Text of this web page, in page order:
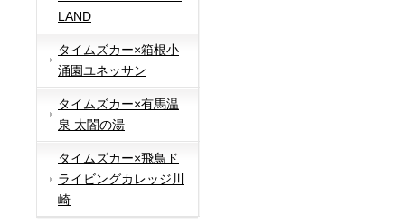
LAND
タイムズカー×箱根小
涌園ユネッサン
タイムズカー×有馬温
泉 太閤の湯
タイムズカー×飛鳥ド
ライビングカレッジ川
崎